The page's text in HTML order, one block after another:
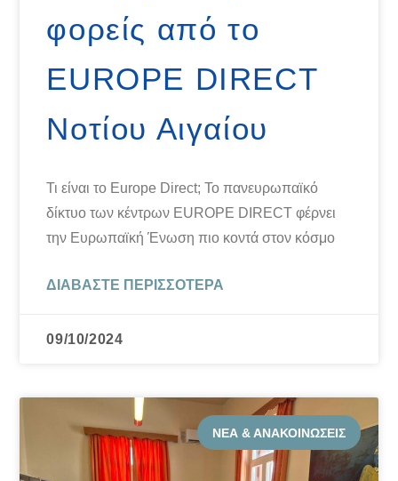
φορείς από το
EUROPE DIRECT
Νοτίου Αιγαίου
Τι είναι το Europe Direct; Το πανευρωπαϊκό
δίκτυο των κέντρων EUROPE DIRECT φέρνει
την Ευρωπαϊκή Ένωση πιο κοντά στον κόσμο
ΔΙΑΒΆΣΤΕ ΠΕΡΙΣΣΌΤΕΡΑ
09/10/2024
ΝΈΑ & ΑΝΑΚΟΙΝΏΣΕΙΣ